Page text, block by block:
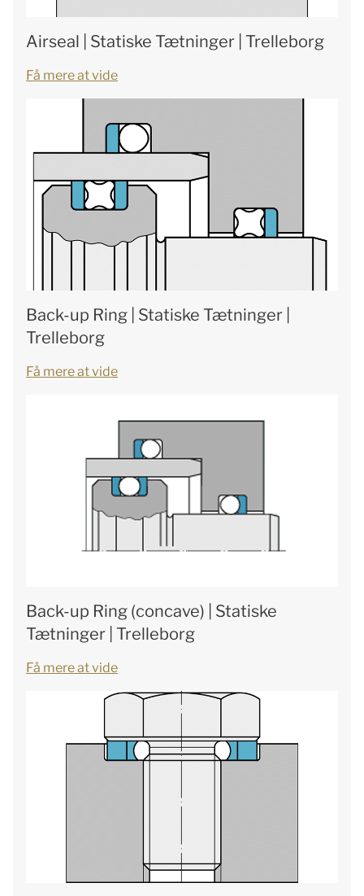
Airseal | Statiske Tætninger | Trelleborg
Få mere at vide
Back-up Ring | Statiske Tætninger |
Trelleborg
Få mere at vide
Back-up Ring (concave) | Statiske
Tætninger | Trelleborg
Få mere at vide